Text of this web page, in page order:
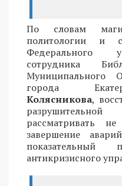
По словам
политологии и
Федерального
сотрудника
Муниципального
города
Колясникова,
рассматривать
завершение
показательный
антикризисного